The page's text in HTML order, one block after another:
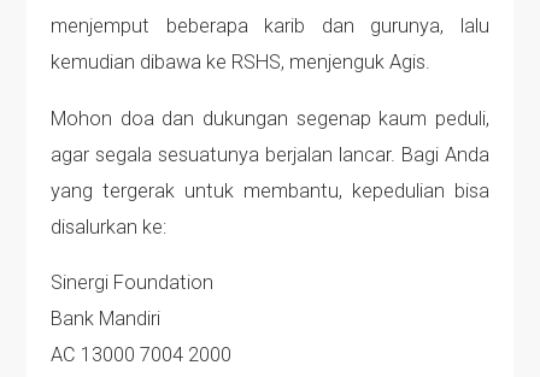
menjemput beberapa karib dan gurunya, lalu
kemudian dibawa ke RSHS, menjenguk Agis.
Mohon doa dan dukungan segenap kaum peduli,
agar segala sesuatunya berjalan lancar. Bagi Anda
yang tergerak untuk membantu, kepedulian bisa
disalurkan ke:
Sinergi Foundation
Bank Mandiri
AC 13000 7004 2000